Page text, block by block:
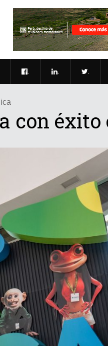
. . .
con éxito